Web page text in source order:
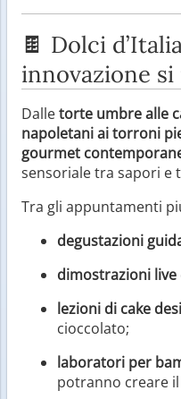
🍫 Dolci
innovazione
Dalletorte umbre alle
napoletani ai torroni
gourmet
sensoriale tra sapori e
Tra gli appuntamenti
degustazioni
dimostrazioni live
lezioni di cake
cioccolato;
laboratori per
potranno creare